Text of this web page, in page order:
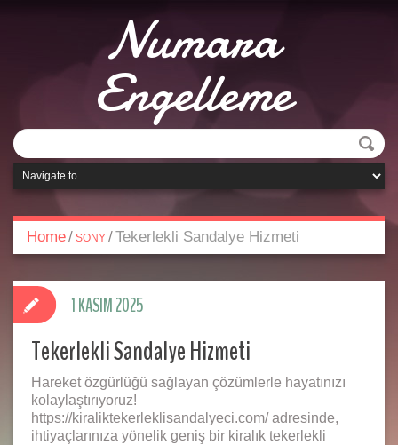
Numara
Engelleme
Home/ SONY /Tekerlekli Sandalye Hizmeti
Tekerlekli Sandalye Hizmeti
Hareket özgürlüğü sağlayan çözümlerle hayatınızı
kolaylaştırıyoruz!
https://kiraliktekerleklisandalyeci.com/ adresinde,
ihtiyaçlarınıza yönelik geniş bir kiralık tekerlekli
1 KASIM 2025